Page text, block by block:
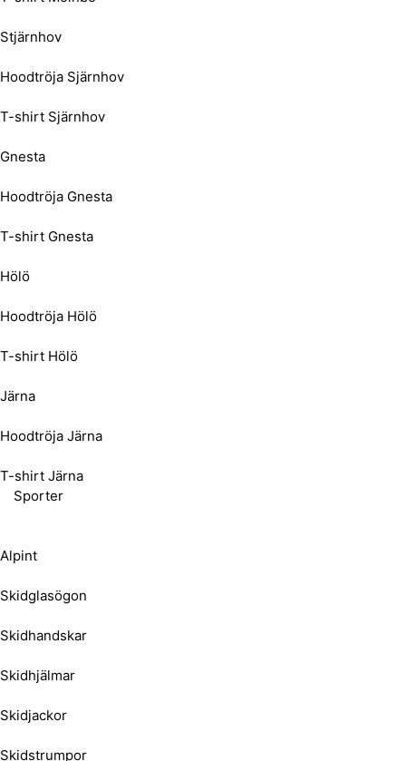
Stjärnhov
Hoodtröja Sjärnhov
T-shirt Sjärnhov
Gnesta
Hoodtröja Gnesta
T-shirt Gnesta
Hölö
Hoodtröja Hölö
T-shirt Hölö
Järna
Hoodtröja Järna
T-shirt Järna
Sporter
Alpint
Skidglasögon
Skidhandskar
Skidhjälmar
Skidjackor
Skidstrumpor